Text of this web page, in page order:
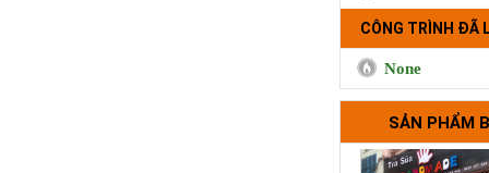
CÔNG TRÌNH ĐÃ
None
SẢN PHẨM
Cà phê Boong,
Hưng,